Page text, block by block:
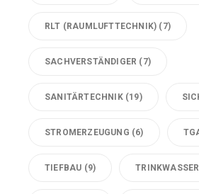
RLT (RAUMLUFTTECHNIK) (7)
SACHVERSTÄNDIGER (7)
SANITÄRTECHNIK(19)
STROMERZEUGUNG (6)
TIEFBAU (9) TRINKWASSER